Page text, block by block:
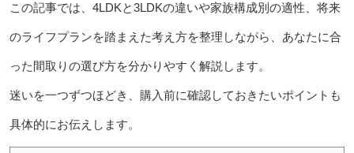
この記事では、4LDKと3LDKの違いや家族構成別の適性、将来
のライフプランを踏まえた考え方を整理しながら、あなたに合
った間取りの選び方を分かりやすく解説します。
迷いを一つずつほどき、購入前に確認しておきたいポイントも
具体的にお伝えします。